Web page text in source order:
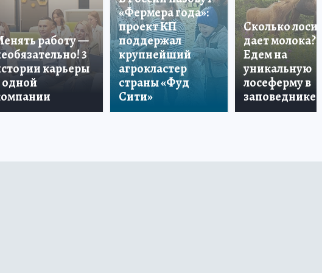
работу —
3
карьеры
одной
«Фермера года»:
проект КП
поддержал
крупнейший
агрокластер
страны «Фуд
Сити»
Сколько лосиха
дает молока?
Едем на
уникальную
лосеферму в
заповеднике!